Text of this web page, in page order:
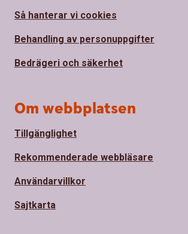
Så hanterar vi cookies
Behandling av personuppgifter
Bedrägeri och säkerhet
Om webbplatsen
Tillgänglighet
Rekommenderade webbläsare
Användarvillkor
Sajtkarta